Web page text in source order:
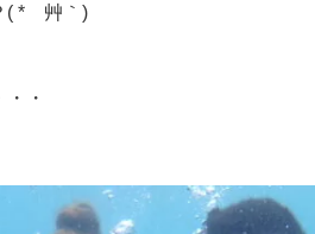
( *´艸｀)
・